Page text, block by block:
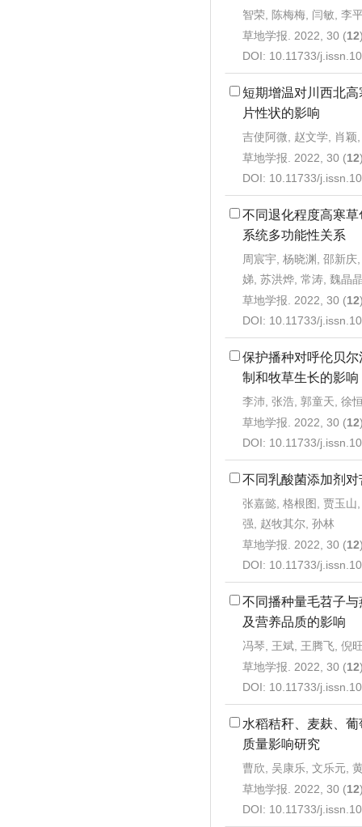
智荣, 陈梅梅, 闫敏, 李
草地学报. 2022, 30 (12
DOI: 10.11733/
短期增温对川西北
片性状的影响
吉使阿微, 赵文学, 肖颖
草地学报. 2022, 30 (12
DOI: 10.11733/
不同退化程度高寒
系统多功能性关系
周宸宇, 杨晓渊, 邵新
娣, 苏洪烨, 常涛, 魏晶
草地学报. 2022, 30 (12
DOI: 10.11733/
保护播种对呼伦贝
制和牧草生长的影响
李沛, 张浩, 郭童天, 徐
草地学报. 2022, 30 (12
DOI: 10.11733/
不同乳酸菌添加剂
张嘉懿, 格根图, 贾玉山
强, 赵牧其尔, 孙林
草地学报. 2022, 30 (12
DOI: 10.11733/
不同播种量毛苕子
及营养品质的影响
冯琴, 王斌, 王腾飞, 倪
草地学报. 2022, 30 (12
DOI: 10.11733/
水稻秸秆、麦麸、
质量影响研究
曹欣, 吴康乐, 文乐元,
草地学报. 2022, 30 (12
DOI: 10.11733/